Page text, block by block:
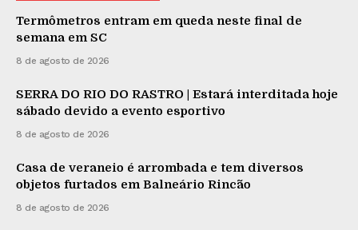
Termômetros entram em queda neste final de
semana em SC
8 de agosto de 2026
SERRA DO RIO DO RASTRO | Estará interditada hoje
sábado devido a evento esportivo
8 de agosto de 2026
Casa de veraneio é arrombada e tem diversos
objetos furtados em Balneário Rincão
8 de agosto de 2026